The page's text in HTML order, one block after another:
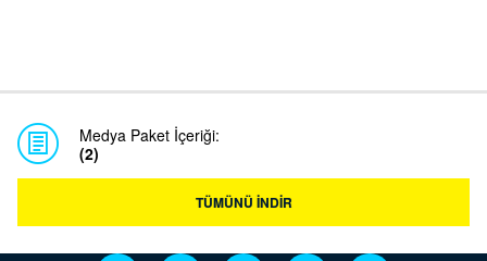
Medya Paket İçeriği:
(2)
TÜMÜNÜ İNDİR